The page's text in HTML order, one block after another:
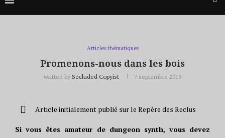
Articles thématiques
Promenons-nous dans les bois
written by Secluded Copyist 7 septembre 2019
Article initialement publié sur le Repère des Reclus
Si vous êtes amateur de dungeon synth, vous devez